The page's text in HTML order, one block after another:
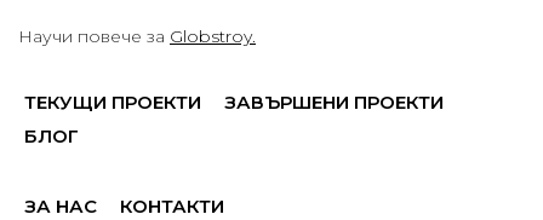
Научи повече за Globstroy.
ТЕКУЩИ ПРОЕКТИ
ЗАВЪРШЕНИ ПРОЕКТИ
БЛОГ
ЗА НАС КОНТАКТИ